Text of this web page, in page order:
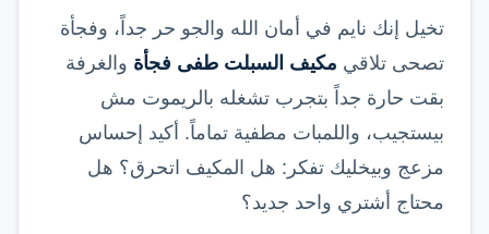
تخيل إنك نايم في أمان الله والجو حر جداً، وفجأة
تصحى تلاقي مكيف السبلت طفى فجأة والغرفة
بقت حارة جداً بتجرب تشغله بالريموت مش
بيستجيب، واللمبات مطفية تماماً. أكيد إحساس
مزعج وبيخليك تفكر: هل المكيف اتحرق؟ هل
محتاج أشتري واحد جديد؟